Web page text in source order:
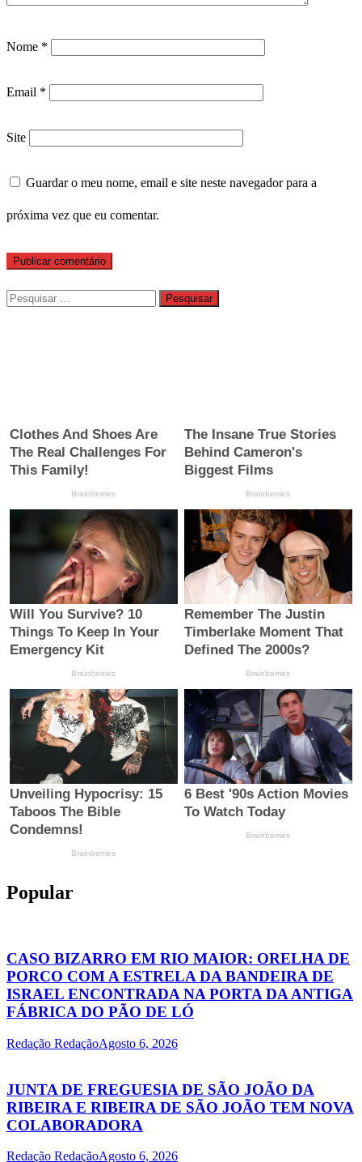
Nome *
Email *
Site
Guardar o meu nome, email e site neste navegador para a
próxima vez que eu comentar.
Pesquisar
por:
Popular
CASO BIZARRO EM RIO MAIOR: ORELHA DE
PORCO COM A ESTRELA DA BANDEIRA DE
ISRAEL ENCONTRADA NA PORTA DA ANTIGA
FÁBRICA DO PÃO DE LÓ
Redação RedaçãoAgosto 6, 2026
JUNTA DE FREGUESIA DE SÃO JOÃO DA
RIBEIRA E RIBEIRA DE SÃO JOÃO TEM NOVA
COLABORADORA
Redação RedaçãoAgosto 6, 2026